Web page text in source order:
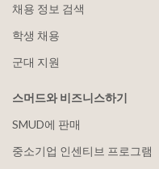
채용 정보 검색
학생 채용
군대 지원
스머드와 비즈니스하기
SMUD에 판매
중소기업 인센티브 프로그램